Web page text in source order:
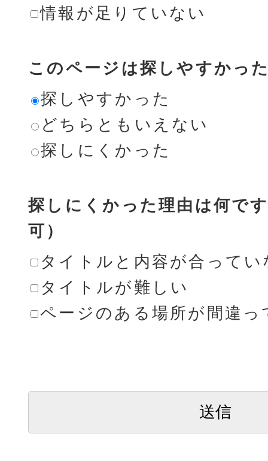
情報が足りていない
このページは探しやすかっ
探しやすかった
どちらともいえない
探しにくかった
探しにくかった理由は何で
可）
タイトルと内容が合ってい
タイトルが難しい
ページのある場所が間違っ